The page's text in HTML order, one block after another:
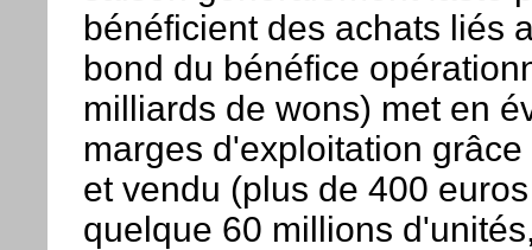
bénéficient des achats liés
bond du bénéfice
milliards de wons) met en
marges d'exploitation
et vendu (plus de 400
quelque 60 millions